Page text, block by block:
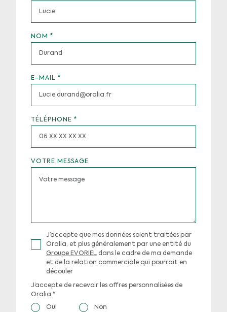
NOM *
E-MAIL *
TÉLÉPHONE *
VOTRE MESSAGE
J’accepte que mes données soient traitées par
Oralia, et plus généralement par une entité du
Groupe EVORIELdans le cadre de ma demande
et de la relation commerciale qui pourrait en
découler
J’accepte de recevoir les offres personnalisées de
Oralia *
Oui Non